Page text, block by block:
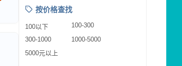
按价格查找
100以下
100-300
300-1000
1000-5000
5000元以上